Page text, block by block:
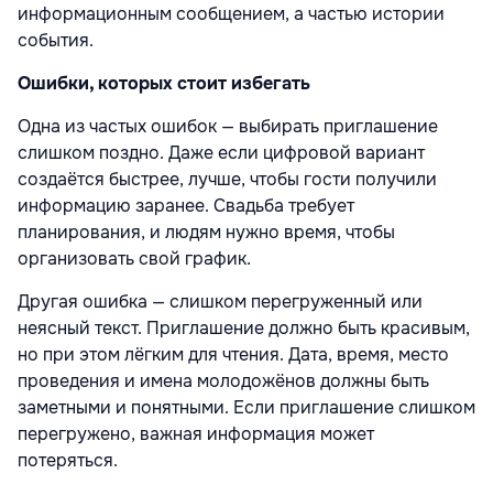
информационным сообщением, а частью истории
события.
Ошибки, которых стоит избегать
Одна из частых ошибок — выбирать приглашение
слишком поздно. Даже если цифровой вариант
создаётся быстрее, лучше, чтобы гости получили
информацию заранее. Свадьба требует
планирования, и людям нужно время, чтобы
организовать свой график.
Другая ошибка — слишком перегруженный или
неясный текст. Приглашение должно быть красивым,
но при этом лёгким для чтения. Дата, время, место
проведения и имена молодожёнов должны быть
заметными и понятными. Если приглашение слишком
перегружено, важная информация может
потеряться.